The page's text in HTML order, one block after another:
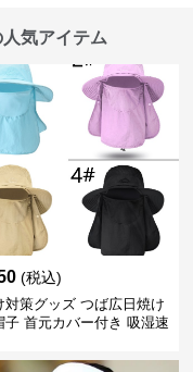
気アイテム
(税込)
対策グッズ つば広日焼け
子 首元カバー付き 吸湿速